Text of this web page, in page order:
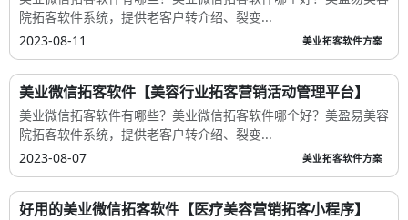
院拓客软件系统，提供老客户转介绍、裂变...
2023-08-11
美业拓客软件方案
美业微信拓客软件【美容行业拓客营销活动管理平台】
美业微信拓客软件有哪些？美业微信拓客软件哪个好？美盈易美容
院拓客软件系统，提供老客户转介绍、裂变...
2023-08-07
美业拓客软件方案
好用的美业微信拓客软件【医疗美容营销拓客小程序】